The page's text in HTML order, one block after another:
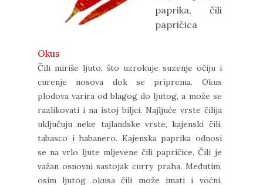
paprika, čili
papričica
Okus
Čili miriše ljuto, što uzrokuje suzenje očiju i
curenje nosova dok se priprema. Okus
plodova varira od blagog do ljutog, a može se
razlikovati i na istoj biljci. Najljuće vrste čilija
uključuju neke tajlandske vrste, kajenski čili,
tabasco i habanero. Kajenska paprika odnosi
se na vrlo ljute mljevene čili papričice. Čili je
važan osnovni sastojak curry praha. Međutim,
osim ljutog okusa čili može imati i voćni,